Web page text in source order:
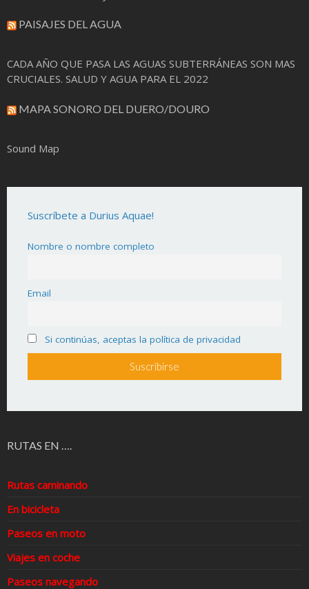
PAISAJES DEL AGUA
CADA AÑO QUE PASA LAS AGUAS SUBTERRÁNEAS SON MAS
CRUCIALES. SALUD Y AGUA PARA EL 2022
MAPA SONORO DEL DUERO/DOURO
Sound Map
Suscríbete a Durius Aquae!
Nombre o nombre completo
Email
Si continúas, aceptas la política de privacidad
RUTAS EN ….
Rutas caminando
En bicicleta
Paseos en moto
Viajes en coche
Paseos navegando